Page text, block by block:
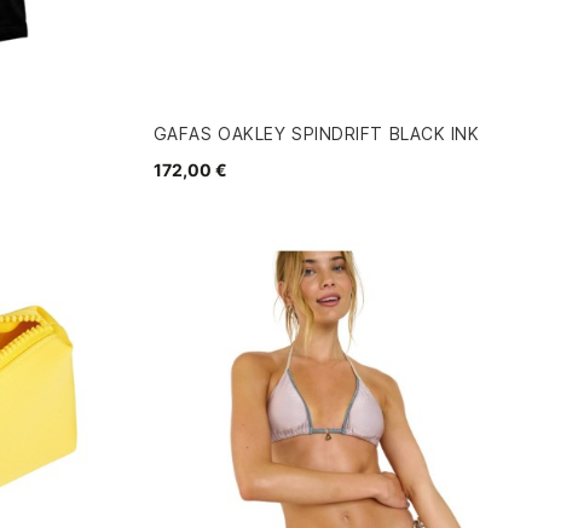
GAFAS OAKLEY SPINDRIFT BLACK INK
172,00 €